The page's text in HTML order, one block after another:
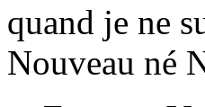
quand je ne
Nouveau né